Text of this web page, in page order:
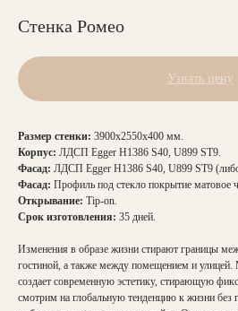
Стенка Ромео
Узнать цену
Размер стенки: 3900х2550х400 мм.
Корпус: ЛДСП Egger H1386 S40, U899 ST9.
Фасад: ЛДСП Egger H1386 S40, U899 ST9
Фасад: Профиль под стекло покрытие матовое
Открывание: Tip-on.
Срок изготовления: 35 дней.
Изменения в образе жизни стирают границы
гостиной, а также между помещением и
создает современную эстетику, стирающую
смотрим на глобальную тенденцию к жизни без